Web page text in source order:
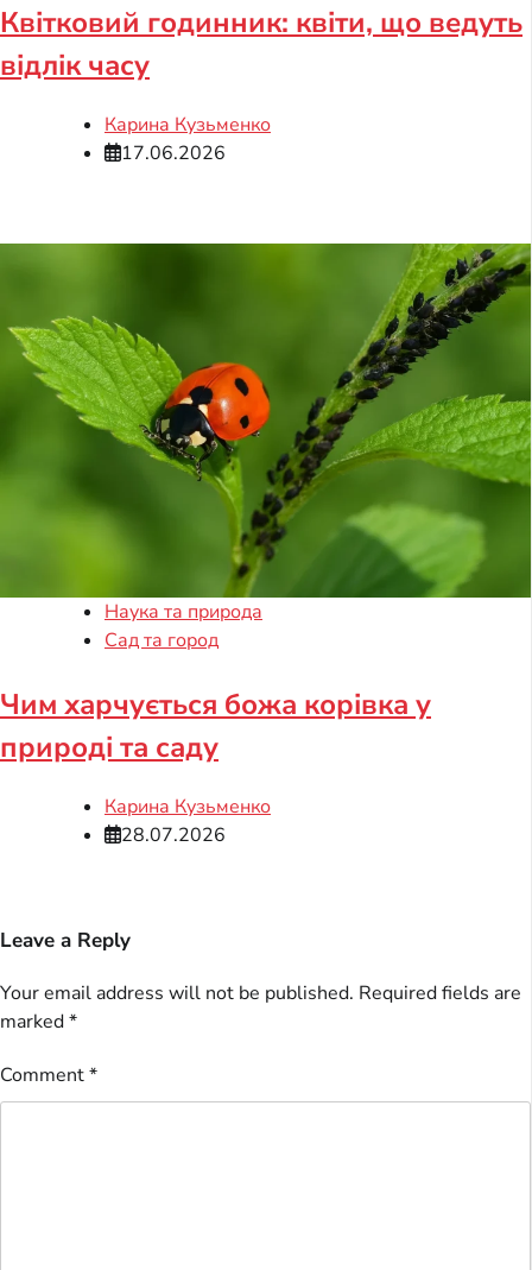
Квітковий годинник: квіти, що ведуть
відлік часу
Карина Кузьменко
17.06.2026
Наука та природа
Сад та город
Чим харчується божа корівка у
природі та саду
Карина Кузьменко
28.07.2026
Leave a Reply
Your email address will not be published. Required fields are
marked*
Comment*